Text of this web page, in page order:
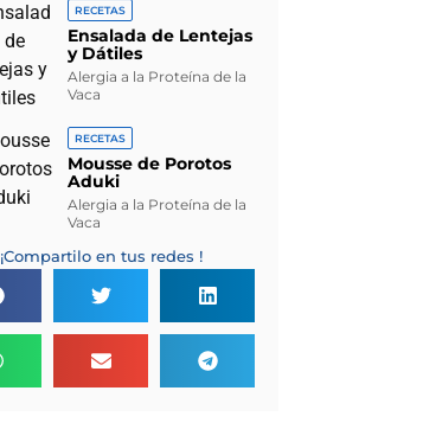
RECETAS
Ensalada de Lentejas
y Dátiles
Alergia a la Proteína de la
Vaca
RECETAS
Mousse de Porotos
Aduki
Alergia a la Proteína de la
Vaca
¡Compartilo en tus redes !